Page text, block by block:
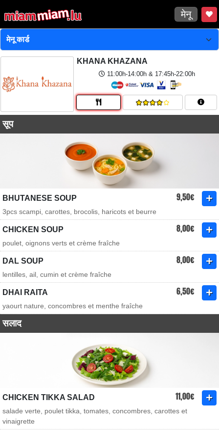
मेनू
KHANA KHAZANA
11:00h-14:00h & 17:45h-22:00h
सूप
BHUTANESE SOUP 9,50€
3pcs scampi, carottes, brocolis, haricots et beurre
CHICKEN SOUP 8,00€
poulet, oignons verts et crème fraîche
DAL SOUP 8,00€
lentilles, ail, cumin et crème fraîche
DHAI RAITA 6,50€
yaourt nature, concombres et menthe fraîche
सलाद
CHICKEN TIKKA SALAD 11,00€
salade verte, poulet tikka, tomates, concombres, carottes et
vinaigrette